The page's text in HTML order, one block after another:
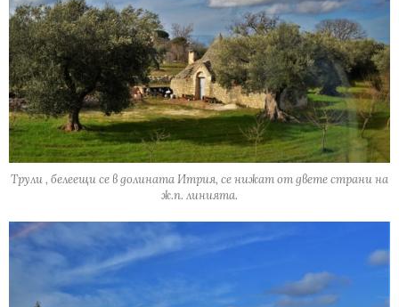
Трули , белеещи се в долината Итрия, се нижат от двете страни на
ж.п. линията.